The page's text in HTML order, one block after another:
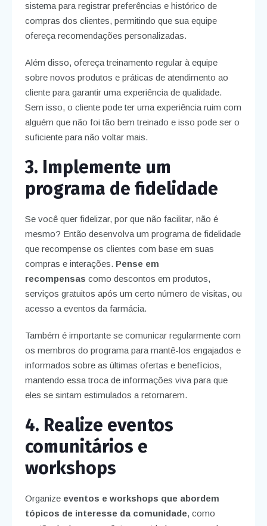
sistema para registrar preferências e histórico de
compras dos clientes, permitindo que sua equipe
ofereça recomendações personalizadas.
Além disso, ofereça treinamento regular à equipe
sobre novos produtos e práticas de atendimento ao
cliente para garantir uma experiência de qualidade.
Sem isso, o cliente pode ter uma experiência ruim com
alguém que não foi tão bem treinado e isso pode ser o
suficiente para não voltar mais.
3. Implemente um
programa de fidelidade
Se você quer fidelizar, por que não facilitar, não é
mesmo? Então desenvolva um programa de fidelidade
que recompense os clientes com base em suas
compras e interações. Pense em
recompensas como descontos em produtos,
serviços gratuitos após um certo número de visitas, ou
acesso a eventos da farmácia.
Também é importante se comunicar regularmente com
os membros do programa para mantê-los engajados e
informados sobre as últimas ofertas e benefícios,
mantendo essa troca de informações viva para que
eles se sintam estimulados a retornarem.
4. Realize eventos
comunitários e
workshops
Organize eventos e workshops que abordem
tópicos de interesse da comunidade, como